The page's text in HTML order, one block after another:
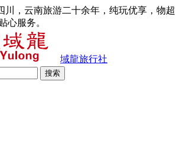
川，云南旅游二十余年，纯玩优享，物超
心服务。
域龍旅行社
搜索